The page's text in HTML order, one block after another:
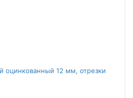
оцинкованный 12 мм, отрезки